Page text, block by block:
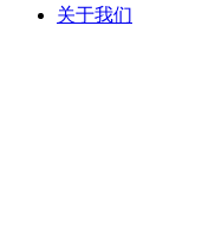
关于我们